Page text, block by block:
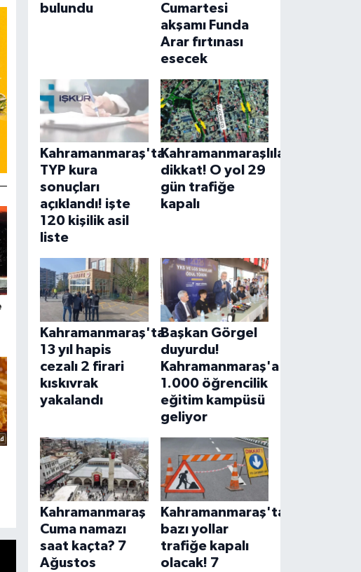
bulundu
Cumartesi
akşamı Funda
Arar fırtınası
esecek
Kahramanmaraş'ta
TYP kura
sonuçları
açıklandı! işte
120 kişilik asil
liste
Kahramanmaraşlılar
dikkat! O yol 29
gün trafiğe
kapalı
Kahramanmaraş'ta
13 yıl hapis
cezalı 2 firari
kıskıvrak
yakalandı
Başkan Görgel
duyurdu!
Kahramanmaraş'a
1.000 öğrencilik
eğitim kampüsü
geliyor
Kahramanmaraş
Cuma namazı
saat kaçta? 7
Ağustos
Kahramanmaraş'ta
bazı yollar
trafiğe kapalı
olacak! 7